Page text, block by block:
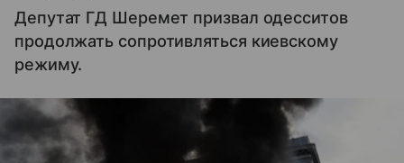
Депутат ГД Шеремет призвал одесситов
продолжать сопротивляться киевскому
режиму.